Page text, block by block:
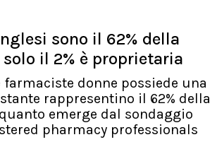
sono il 62% della
il 2% è proprietaria
farmaciste donne possiede una
rappresentino il 62% della
emerge dal sondaggio
pharmacy professionals